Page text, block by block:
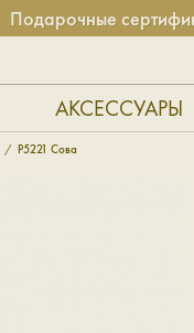
Подарочные
АКСЕССУАРЫ
P5221 Сова